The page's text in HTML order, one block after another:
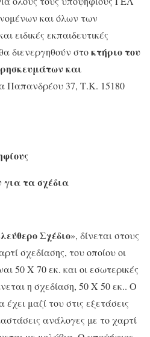
και όλων των
ειδικές εκπαιδευτικές
διενεργηθούν στοκτήριο του
και
Παπανδρέου 37, Τ.Κ. 15180
τα σχέδια
Σχέδιο», δίνεται στους
σχεδίασης, του οποίου οι
50 Χ 70 εκ. και οι εσωτερικές
η σχεδίαση, 50 Χ 50 εκ.. Ο
μαζί του στις εξετάσεις
ανάλογες με το χαρτί